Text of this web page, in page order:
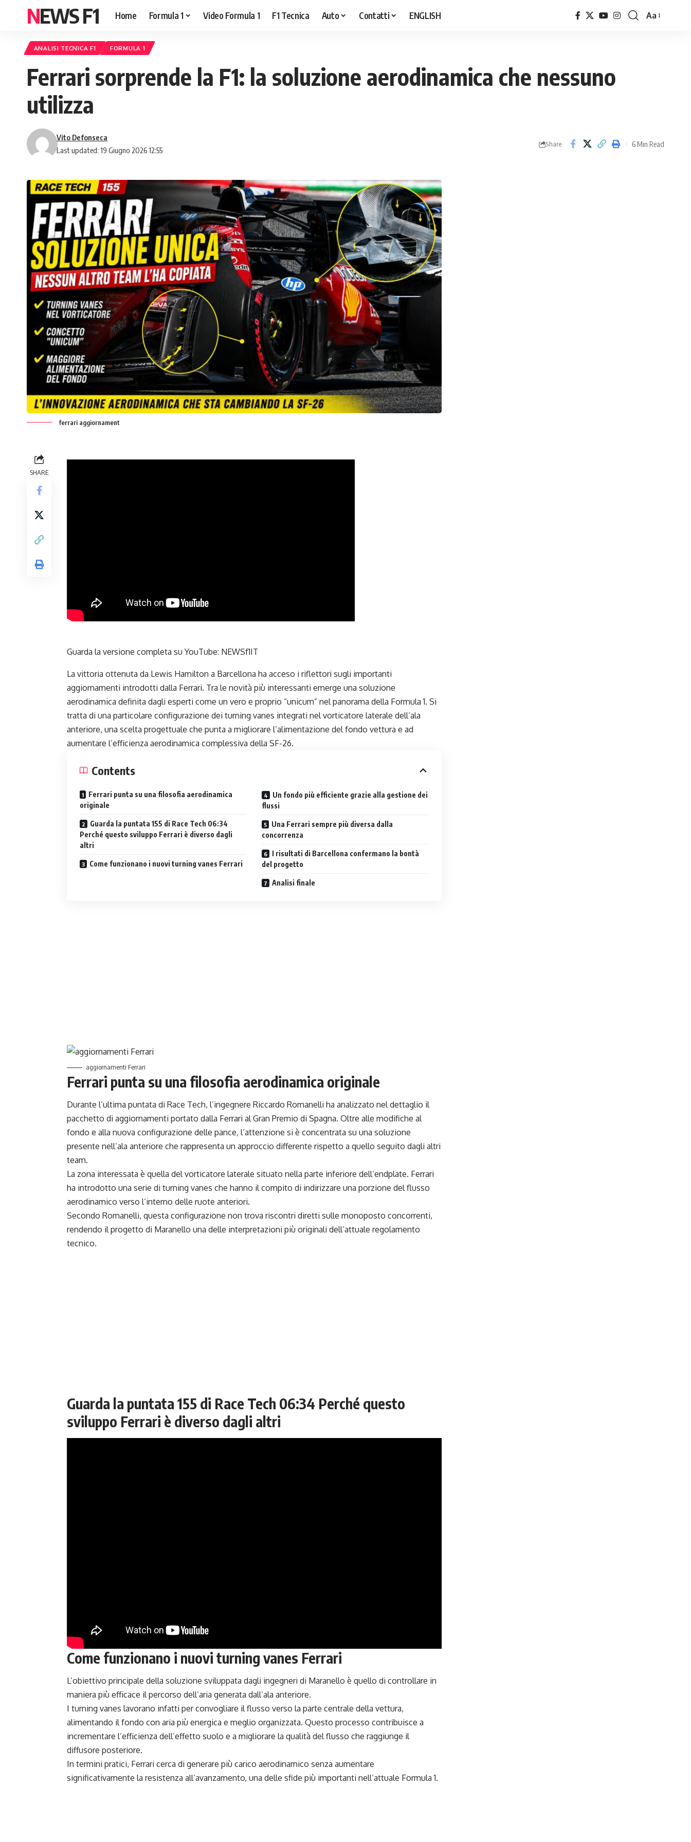
NEWS F1 Home Formula 1 Video Formula 1 F1 Tecnica Auto Contatti ENGLISH
Font
Aa
ANALISI TECNICA F1 FORMULA 1
Ferrari sorprende la F1: la soluzione aerodinamica che nessuno
utilizza
Last updated: 19 Giugno 2026 12:55
Vito Defonseca
Share 6 Min Read
ferrari aggiornament
SHARE
Guarda la versione completa su YouTube: NEWSf1IT
La vittoria ottenuta da Lewis Hamilton a Barcellona ha acceso i riflettori sugli importanti
aggiornamenti introdotti dalla Ferrari. Tra le novità più interessanti emerge una soluzione
aerodinamica definita dagli esperti come un vero e proprio “unicum” nel panorama della Formula 1. Si
tratta di una particolare configurazione dei turning vanes integrati nel vorticatore laterale dell’ala
anteriore, una scelta progettuale che punta a migliorare l’alimentazione del fondo vettura e ad
aumentare l’efficienza aerodinamica complessiva della SF-26.
Contents
Ferrari punta su una filosofia aerodinamica
originale
Guarda la puntata 155 di Race Tech 06:34
Perché questo sviluppo Ferrari è diverso dagli
altri
Come funzionano i nuovi turning vanes Ferrari
Un fondo più efficiente grazie alla gestione dei
flussi
Una Ferrari sempre più diversa dalla
concorrenza
I risultati di Barcellona confermano la bontà
del progetto
Analisi finale
aggiornamenti Ferrari
Ferrari punta su una filosofia aerodinamica originale
Durante l’ultima puntata di Race Tech, l’ingegnere Riccardo Romanelli ha analizzato nel dettaglio il
pacchetto di aggiornamenti portato dalla Ferrari al Gran Premio di Spagna. Oltre alle modifiche al
fondo e alla nuova configurazione delle pance, l’attenzione si è concentrata su una soluzione
presente nell’ala anteriore che rappresenta un approccio differente rispetto a quello seguito dagli altri
team.
La zona interessata è quella del vorticatore laterale situato nella parte inferiore dell’endplate. Ferrari
ha introdotto una serie di turning vanes che hanno il compito di indirizzare una porzione del flusso
aerodinamico verso l’interno delle ruote anteriori.
Secondo Romanelli, questa configurazione non trova riscontri diretti sulle monoposto concorrenti,
rendendo il progetto di Maranello una delle interpretazioni più originali dell’attuale regolamento
tecnico.
Guarda la puntata 155 di Race Tech 06:34 Perché questo
sviluppo Ferrari è diverso dagli altri
Come funzionano i nuovi turning vanes Ferrari
L’obiettivo principale della soluzione sviluppata dagli ingegneri di Maranello è quello di controllare in
maniera più efficace il percorso dell’aria generata dall’ala anteriore.
I turning vanes lavorano infatti per convogliare il flusso verso la parte centrale della vettura,
alimentando il fondo con aria più energica e meglio organizzata. Questo processo contribuisce a
incrementare l’efficienza dell’effetto suolo e a migliorare la qualità del flusso che raggiunge il
diffusore posteriore.
In termini pratici, Ferrari cerca di generare più carico aerodinamico senza aumentare
significativamente la resistenza all’avanzamento, una delle sfide più importanti nell’attuale Formula 1.